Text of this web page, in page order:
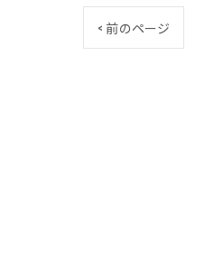
< 前のページ